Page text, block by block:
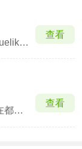
带有多人模式的像素美术roguelike冒险RPG
查看
超能动作英雄，化身黑蜘蛛在都市维正。
查看